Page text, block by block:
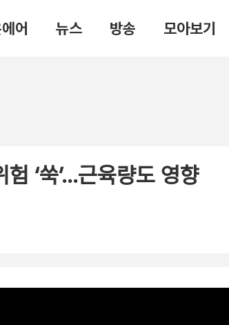
어 뉴스 방송 모아보기
‘쑥’…근육량도 영향